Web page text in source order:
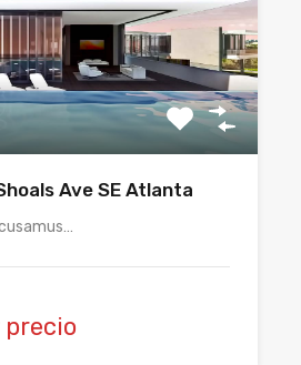
Ave SE Atlanta